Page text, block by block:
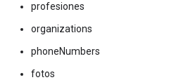
profesiones
organizations
phoneNumbers
fotos